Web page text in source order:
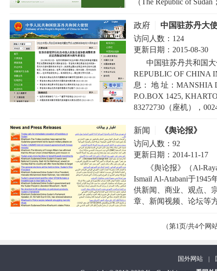
（The Republic of
政府 中国驻苏丹大
访问人数： 124
更新日期： 2015-08-30
中国驻苏丹共和国
REPUBLIC OF CHINA
息： 地 址：MANSHIA
P.O.BOX 1425,
83272730（座机），
新闻 《舆论报》
访问人数： 92
更新日期： 2014-11-17
《舆论报》（Al-
Ismail Al-Atabani于
供新闻、商业、观点、
章、新闻视频、论坛等
（第1页/共4个网
国外网站 |